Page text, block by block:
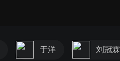
于洋 刘冠霖